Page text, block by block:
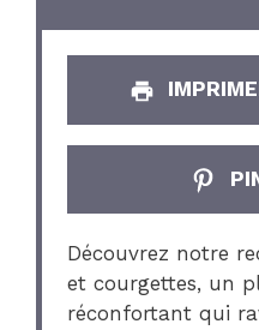
Découvrez notre
et courgettes, un
réconfortant qui